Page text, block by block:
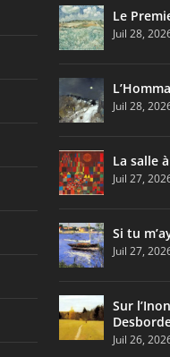
Le
Juil 28,
Juil 28,
La salle
Juil 27,
Si tu
Juil 27,
Sur
Juil 26,